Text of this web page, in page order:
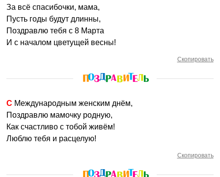
За всё спасибочки, мама,
Пусть годы будут длинны,
Поздравлю тебя с 8 Марта
И с началом цветущей весны!
Скопировать
С Международным женским днём,
Поздравлю мамочку родную,
Как счастливо с тобой живём!
Люблю тебя и расцелую!
Скопировать